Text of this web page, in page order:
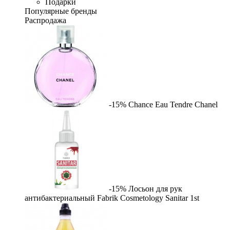
Подарки
Популярные бренды
Распродажа
-15% Chance Eau Tendre Chanel
-15% Лосьон для рук
антибактериальный Fabrik Cosmetology Sanitar 1st